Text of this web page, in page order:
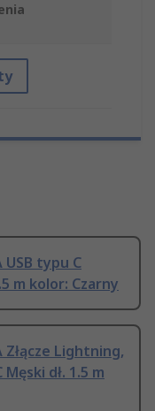
USB typu C
m kolor: Czarny
Złącze Lightning,
dł. 1.5 m